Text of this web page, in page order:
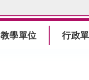
教學單位 行政